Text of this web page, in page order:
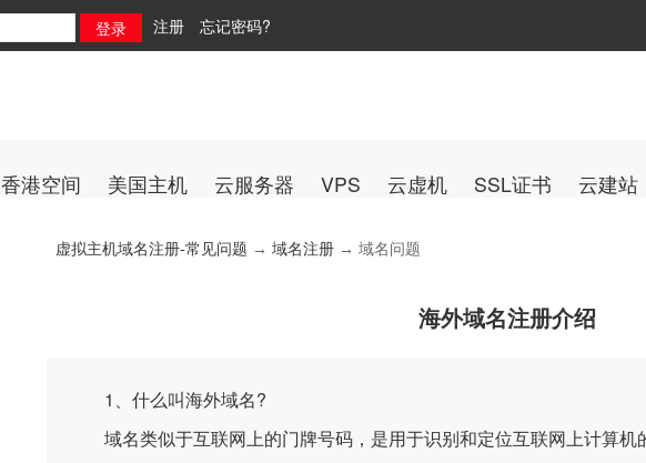
注册 忘记密码?
香港空间 美国主机 云服务器 VPS 云虚机 SSL证书 云建站
虚拟主机域名注册-常见问题 → 域名注册 → 域名问题
海外域名注册介绍
1、什么叫海外域名?
域名类似于互联网上的门牌号码，是用于识别和定位互联网上计算机